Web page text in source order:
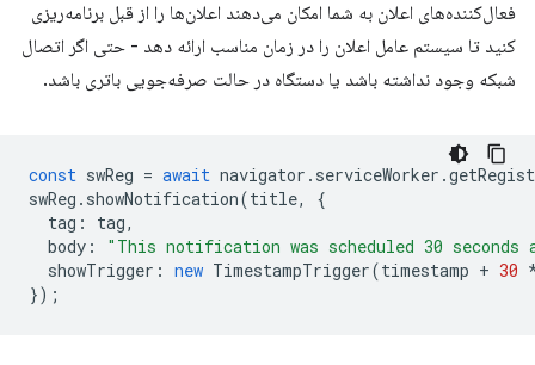
فعال‌کننده‌های اعلان به شما امکان می‌دهند اعلان‌ها را از قبل برنامه‌ریزی
کنید تا سیستم عامل اعلان را در زمان مناسب ارائه دهد - حتی اگر اتصال
شبکه وجود نداشته باشد یا دستگاه در حالت صرفه‌جویی باتری باشد.
const swReg = await navigator . serviceWorker .
swReg . showNotification(title,
{
tag : tag,
body :
"This notification was scheduled 30 seconds
showTrigger : new TimestampTrigger(timestamp + 30
});